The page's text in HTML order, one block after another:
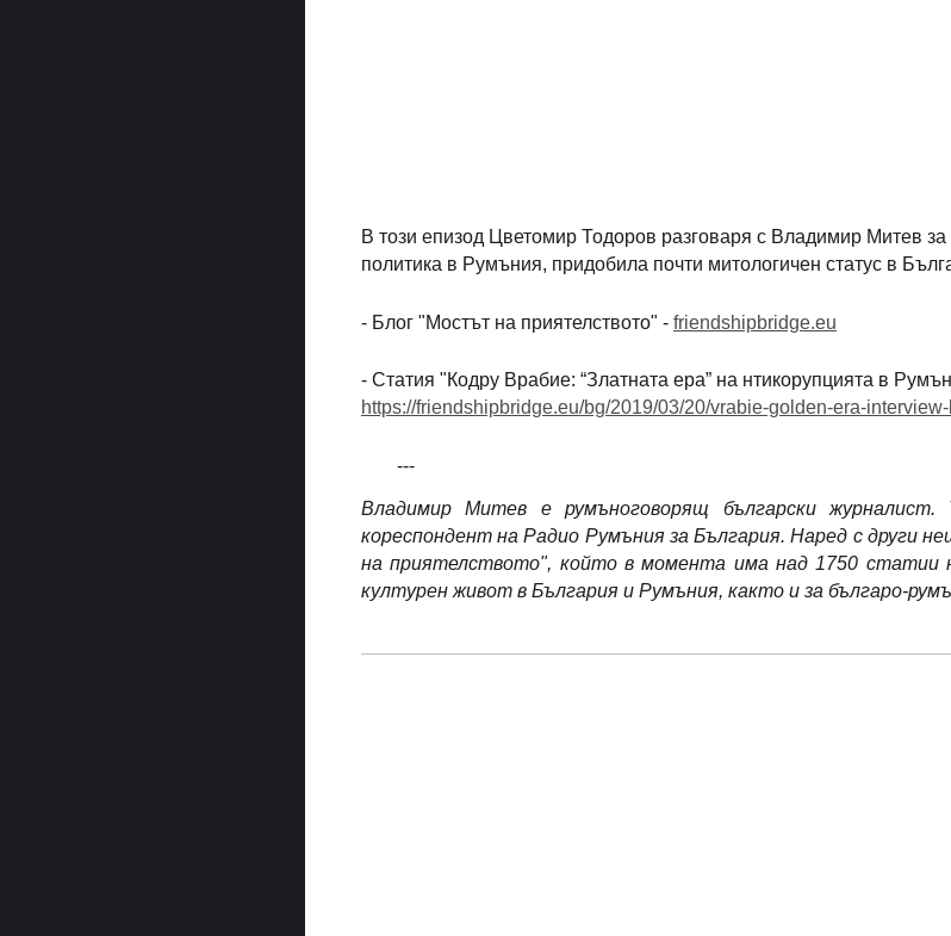
В този епизод Цветомир Тодоров разговаря с Владимир Митев
политика в Румъния, придобила почти митологичен статус в
- Блог "Мостът на приятелството" - ⁠ friendshipbridge.eu⁠
- Статия "Кодру Врабие: “Златната ера” на нтикорупцията в
⁠https://friendshipbridge.eu/bg/2019/03/20/vrabie-golden-era-
---
Владимир Митев е румъноговорящ български
кореспондент на Радио Румъния за България. Наред с други
на приятелството", който в момента има над 1750 статии
културен живот в България и Румъния, както и за българо-